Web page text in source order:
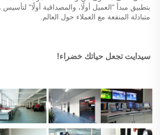
متبادلة المنفعة مع العملاء حول العالم.
سيدايت تجعل حياتك خضراء!